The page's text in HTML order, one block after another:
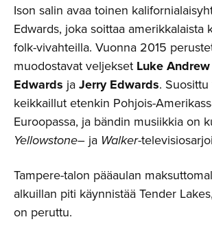
Ison salin avaa toinen
Edwards, joka soittaa amerikkalaista
folk-vivahteilla. Vuonna 2015
muodostavat veljekset Luke
Edwards jaJerry Edwards.
keikkaillut etenkin Pohjois-
Euroopassa, ja bändin musiikkia on
Yellowstone– ja Walker-
Tampere-talon pääaulan
alkuillan piti käynnistää Tender
on peruttu.